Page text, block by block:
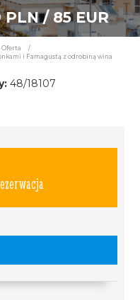
PLN / 85 EUR
Oferta
/
i Famagustą z odrobiną wina
48/18107